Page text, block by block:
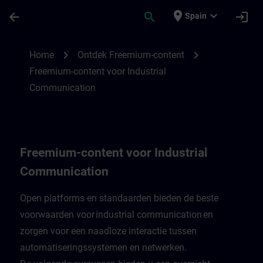
arrow_back search place Spain expand_more login
Home chevron_right Ontdek Freemium-content chevron_right
Freemium-content voor Industrial
Communication
Freemium-content voor Industrial
Communication
Open platforms en standaarden bieden de beste
voorwaarden voor industrial communication en
zorgen voor een naadloze interactie tussen
automatiseringssystemen en netwerken.